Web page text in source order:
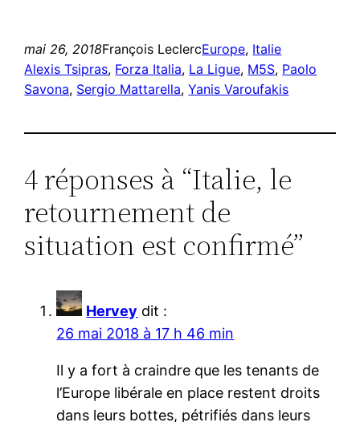
mai 26, 2018François LeclercEurope, Italie
Alexis Tsipras, Forza Italia, La Ligue, M5S, Paolo
Savona, Sergio Mattarella, Yanis Varoufakis
4 réponses à “Italie, le
retournement de
situation est confirmé”
Hervey dit :
26 mai 2018 à 17 h 46 min
Il y a fort à craindre que les tenants de
l’Europe libérale en place restent droits
dans leurs bottes, pétrifiés dans leurs